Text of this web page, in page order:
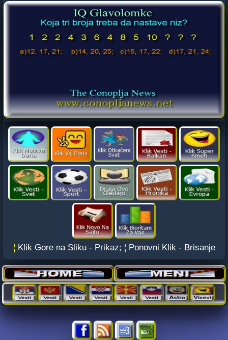
¦ Klik Gore na Sliku - Prikaz; ¦ Ponovni Klik - Brisanje